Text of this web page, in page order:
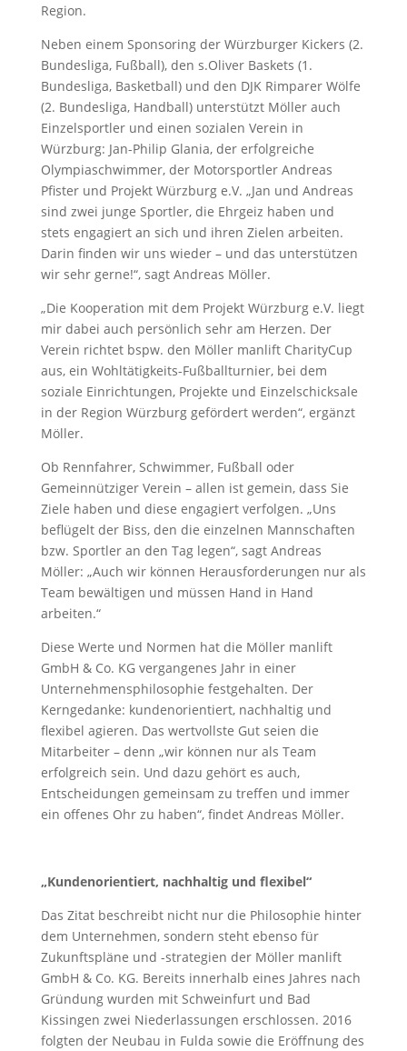
Region.
Neben einem Sponsoring der Würzburger Kickers (2.
Bundesliga, Fußball), den s.Oliver Baskets (1.
Bundesliga, Basketball) und den DJK Rimparer Wölfe
(2. Bundesliga, Handball) unterstützt Möller auch
Einzelsportler und einen sozialen Verein in
Würzburg: Jan-Philip Glania, der erfolgreiche
Olympiaschwimmer, der Motorsportler Andreas
Pfister und Projekt Würzburg e.V. „Jan und Andreas
sind zwei junge Sportler, die Ehrgeiz haben und
stets engagiert an sich und ihren Zielen arbeiten.
Darin finden wir uns wieder – und das unterstützen
wir sehr gerne!“, sagt Andreas Möller.
„Die Kooperation mit dem Projekt Würzburg e.V. liegt
mir dabei auch persönlich sehr am Herzen. Der
Verein richtet bspw. den Möller manlift CharityCup
aus, ein Wohltätigkeits-Fußballturnier, bei dem
soziale Einrichtungen, Projekte und Einzelschicksale
in der Region Würzburg gefördert werden“, ergänzt
Möller.
Ob Rennfahrer, Schwimmer, Fußball oder
Gemeinnütziger Verein – allen ist gemein, dass Sie
Ziele haben und diese engagiert verfolgen. „Uns
beflügelt der Biss, den die einzelnen Mannschaften
bzw. Sportler an den Tag legen“, sagt Andreas
Möller: „Auch wir können Herausforderungen nur als
Team bewältigen und müssen Hand in Hand
arbeiten.“
Diese Werte und Normen hat die Möller manlift
GmbH & Co. KG vergangenes Jahr in einer
Unternehmensphilosophie festgehalten. Der
Kerngedanke: kundenorientiert, nachhaltig und
flexibel agieren. Das wertvollste Gut seien die
Mitarbeiter – denn „wir können nur als Team
erfolgreich sein. Und dazu gehört es auch,
Entscheidungen gemeinsam zu treffen und immer
ein offenes Ohr zu haben“, findet Andreas Möller.
„Kundenorientiert, nachhaltig und flexibel“
Das Zitat beschreibt nicht nur die Philosophie hinter
dem Unternehmen, sondern steht ebenso für
Zukunftspläne und -strategien der Möller manlift
GmbH & Co. KG. Bereits innerhalb eines Jahres nach
Gründung wurden mit Schweinfurt und Bad
Kissingen zwei Niederlassungen erschlossen. 2016
folgten der Neubau in Fulda sowie die Eröffnung des